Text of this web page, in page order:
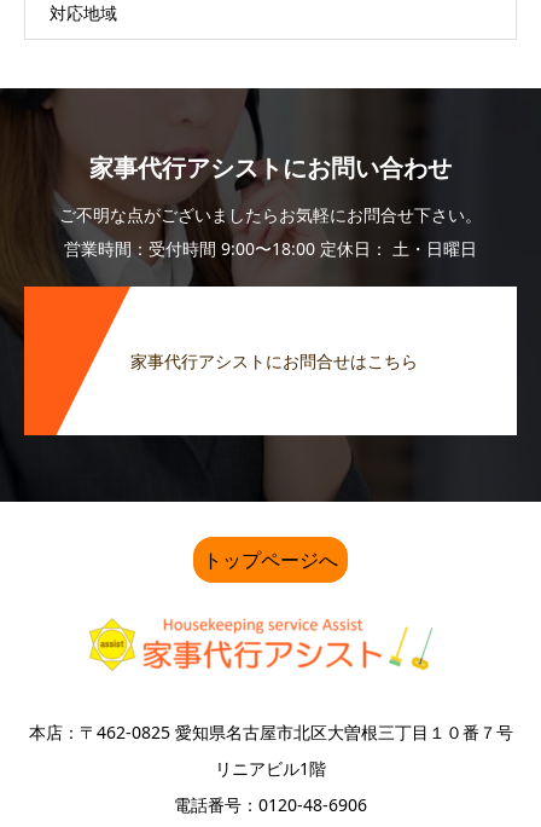
対応地域
家事代行アシストにお問い合わせ
ご不明な点がございましたらお気軽にお問合せ下さい。
営業時間：受付時間 9:00〜18:00 定休日： 土・日曜日
家事代行アシストにお問合せはこちら
トップページへ
本店：〒462-0825 愛知県名古屋市北区大曽根三丁目１０番７号
リニアビル1階
電話番号：0120-48-6906